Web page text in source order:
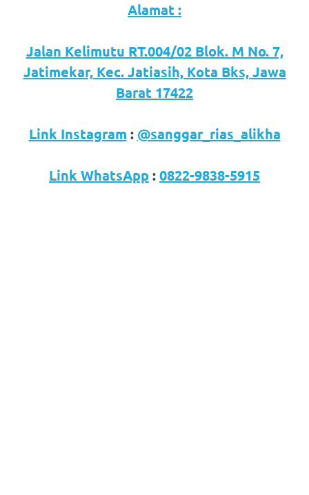
Alamat :
Jalan Kelimutu RT.004/02 Blok. M No. 7,
Jatimekar, Kec. Jatiasih, Kota Bks, Jawa
Barat 17422
Link Instagram : @sanggar_rias_alikha
Link WhatsApp:0822-9838-5915